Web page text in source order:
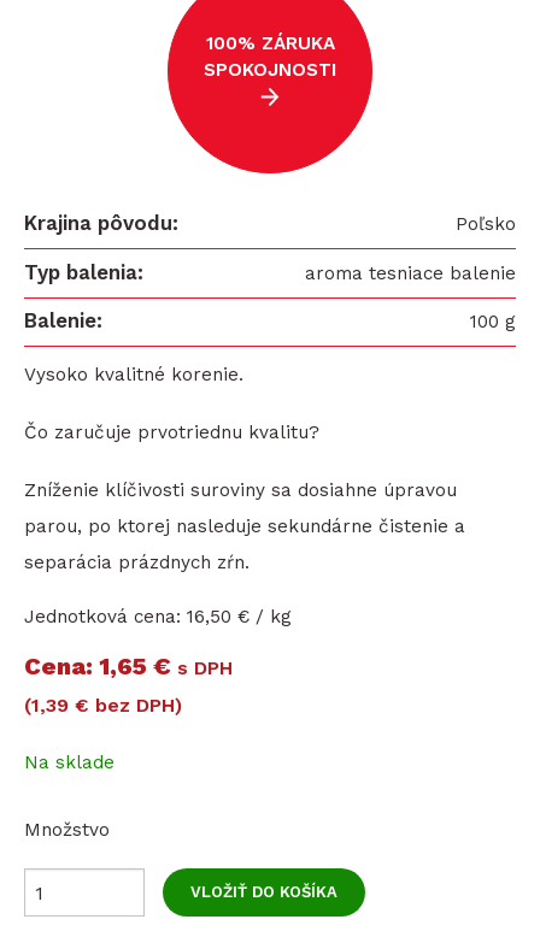
100% ZÁRUKA
SPOKOJNOSTI
Krajina pôvodu Poľsko
Typ balenia aroma tesniace balenie
Balenie 100 g
Vysoko kvalitné korenie.
Čo zaručuje prvotriednu kvalitu?
Zníženie klíčivosti suroviny sa dosiahne úpravou
parou, po ktorej nasleduje sekundárne čistenie a
separácia prázdnych zŕn.
Jednotková cena: 16,50 € / kg
Cena 1,65 € s DPH
(1,39 € bez DPH)
Na sklade
Množstvo